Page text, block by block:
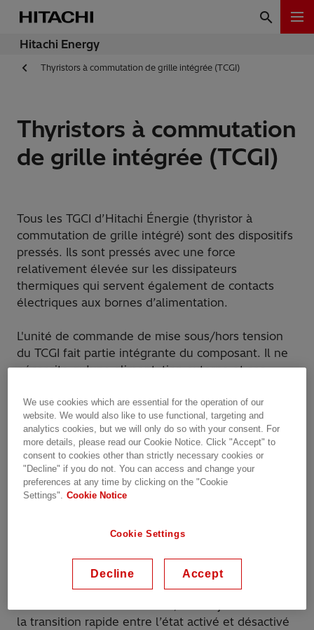
Hitachi Energy
Thyristors à commutation de grille intégrée (TCGI)
Thyristors à commutation
de grille intégrée (TCGI)
Tous les TGCI d’Hitachi Énergie (thyristor à
commutation de grille intégré) sont des dispositifs
pressés. Ils sont pressés avec une force
relativement élevée sur les dissipateurs
thermiques qui servent également de contacts
électriques aux bornes d’alimentation.
L'unité de commande de mise sous/hors tension
du TCGI fait partie intégrante du composant. Il ne
nécessite qu’une alimentation externe et ses
accessibles par des connexions à fibre optique. La
consommation d’énergie de commande de
l’appareil varie généralement entre 10 et 100
watts.
Le TCGI est optimisé pour les faibles pertes de
conduction. Sa fréquence de commutation typique
de 500 hertz. Cependant, contrairement au GTO,
limitée que par le fonctionnement des pertes
thermiques et la capacité du système à éliminer
la transition rapide entre l’état activé et désactivé
We use cookies which are essential for the operation of our
website. We would also like to use functional, targeting and
analytics cookies, but we will only do so with your consent. For
more details, please read our Cookie Notice. Click "Accept" to
consent to cookies other than strictly necessary cookies or
"Decline" if you do not. You can access and change your
preferences at any time by clicking on the "Cookie
Settings". Cookie Notice
Cookie Settings
Decline Accept